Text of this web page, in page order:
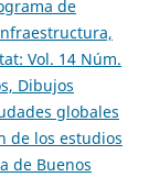
de
Vol. 14 Núm.
Dibujos
globales
de los estudios
de Buenos